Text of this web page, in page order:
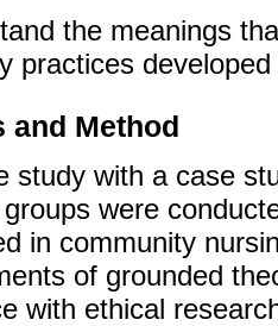
the meanings
practices
and Method
study with a case
were
in community
of grounded
with ethical